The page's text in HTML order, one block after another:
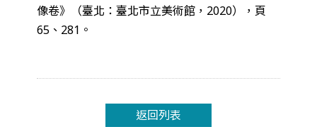
像卷》（臺北：臺北市立美術館，2020），頁
65、281。
返回列表